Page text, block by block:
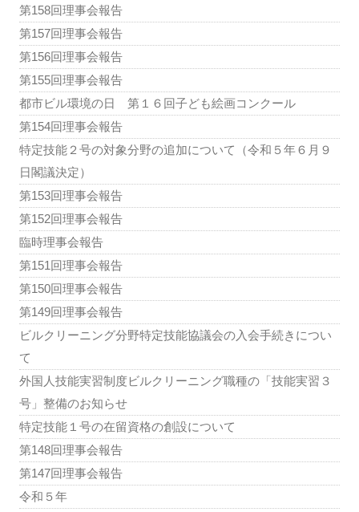
第158回理事会報告
第157回理事会報告
第156回理事会報告
第155回理事会報告
都市ビル環境の日 第１６回子ども絵画コンクール
第154回理事会報告
特定技能２号の対象分野の追加について（令和５年６月９
日閣議決定）
第153回理事会報告
第152回理事会報告
臨時理事会報告
第151回理事会報告
第150回理事会報告
第149回理事会報告
ビルクリーニング分野特定技能協議会の入会手続きについ
て
外国人技能実習制度ビルクリーニング職種の「技能実習３
号」整備のお知らせ
特定技能１号の在留資格の創設について
第148回理事会報告
第147回理事会報告
令和５年